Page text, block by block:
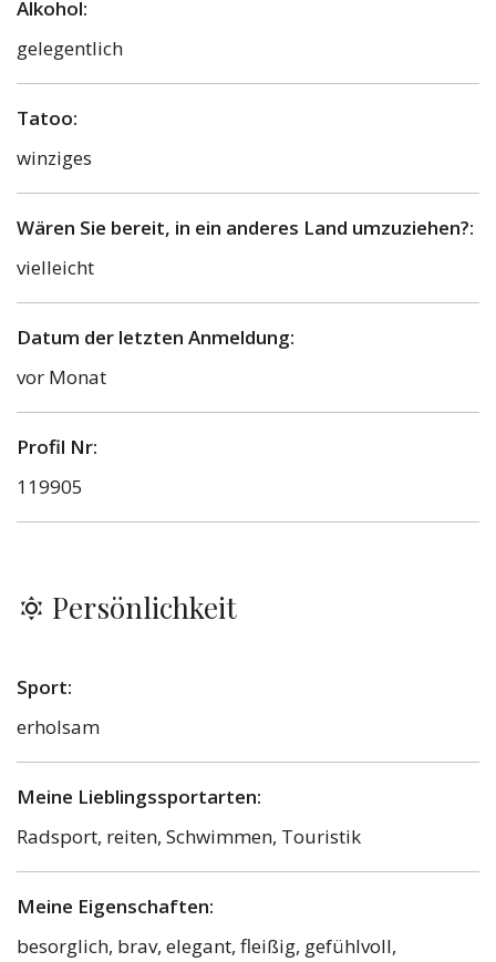
Alkohol:
gelegentlich
Tatoo:
winziges
Wären Sie bereit, in ein anderes Land umzuziehen?:
vielleicht
Datum der letzten Anmeldung:
vor Monat
Profil Nr:
119905
Persönlichkeit
Sport:
erholsam
Meine Lieblingssportarten:
Radsport, reiten, Schwimmen, Touristik
Meine Eigenschaften:
besorglich, brav, elegant, fleißig, gefühlvoll,